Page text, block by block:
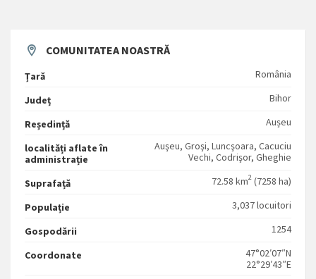
COMUNITATEA NOASTRĂ
Țară România
Județ Bihor
Reședință Aușeu
localități aflate în
administrație
Auşeu, Groşi, Luncşoara, Cacuciu
Vechi, Codrişor, Gheghie
Suprafață 72.58 km2 (7258 ha)
Populație 3,037 locuitori
Gospodării 1254
Coordonate
47°02′07″N
22°29′43″E